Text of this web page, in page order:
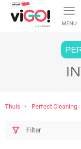
MENU
Thuis Perfect Cleaning
Filter